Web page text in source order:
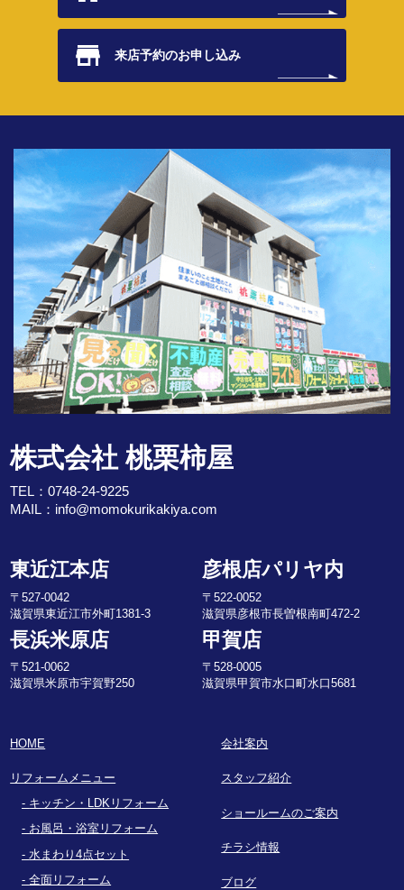
来店予約のお申し込み
株式会社 桃栗柿屋
TEL：0748-24-9225
MAIL： info@momokurikakiya.com
東近江本店
〒527-0042
滋賀県東近江市外町1381-3
彦根店パリヤ内
〒522-0052
滋賀県彦根市長曽根南町472-2
長浜米原店
〒521-0062
滋賀県米原市宇賀野250
甲賀店
〒528-0005
滋賀県甲賀市水口町水口5681
HOME
リフォームメニュー
キッチン・LDKリフォーム
お風呂・浴室リフォーム
水まわり4点セット
全面リフォーム
会社案内
スタッフ紹介
ショールームのご案内
チラシ情報
ブログ